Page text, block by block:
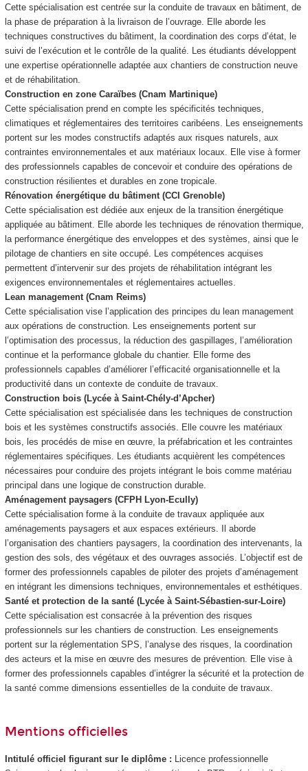
Cette spécialisation est centrée sur la conduite de travaux en bâtiment, de
la phase de préparation à la livraison de l’ouvrage. Elle aborde les
techniques constructives du bâtiment, la coordination des corps d’état, le
suivi de l’exécution et le contrôle de la qualité. Les étudiants développent
une expertise opérationnelle adaptée aux chantiers de construction neuve
et de réhabilitation.
Construction en zone Caraïbes (Cnam Martinique)
Cette spécialisation prend en compte les spécificités techniques,
climatiques et réglementaires des territoires caribéens. Les enseignements
portent sur les modes constructifs adaptés aux risques naturels, aux
contraintes environnementales et aux matériaux locaux. Elle vise à former
des professionnels capables de concevoir et conduire des opérations de
construction résilientes et durables en zone tropicale.
Rénovation énergétique du bâtiment (CCI Grenoble)
Cette spécialisation est dédiée aux enjeux de la transition énergétique
appliquée au bâtiment. Elle aborde les techniques de rénovation thermique,
la performance énergétique des enveloppes et des systèmes, ainsi que le
pilotage de chantiers en site occupé. Les compétences acquises
permettent d’intervenir sur des projets de réhabilitation intégrant les
exigences environnementales et réglementaires actuelles.
Lean management (Cnam Reims)
Cette spécialisation vise l’application des principes du lean management
aux opérations de construction. Les enseignements portent sur
l’optimisation des processus, la réduction des gaspillages, l’amélioration
continue et la performance globale du chantier. Elle forme des
professionnels capables d’améliorer l’efficacité organisationnelle et la
productivité dans un contexte de conduite de travaux.
Construction bois (Lycée à Saint-Chély-d’Apcher)
Cette spécialisation est spécialisée dans les techniques de construction
bois et les systèmes constructifs associés. Elle couvre les matériaux
bois, les procédés de mise en œuvre, la préfabrication et les contraintes
réglementaires spécifiques. Les étudiants acquièrent les compétences
nécessaires pour conduire des projets intégrant le bois comme matériau
principal dans une logique de construction durable.
Aménagement paysagers (CFPH Lyon-Ecully)
Cette spécialisation forme à la conduite de travaux appliquée aux
aménagements paysagers et aux espaces extérieurs. Il aborde
l’organisation des chantiers paysagers, la coordination des intervenants, la
gestion des sols, des végétaux et des ouvrages associés. L’objectif est de
former des professionnels capables de piloter des projets d’aménagement
en intégrant les dimensions techniques, environnementales et esthétiques.
Santé et protection de la santé (Lycée à Saint-Sébastien-sur-Loire)
Cette spécialisation est consacrée à la prévention des risques
professionnels sur les chantiers de construction. Les enseignements
portent sur la réglementation SPS, l’analyse des risques, la coordination
des acteurs et la mise en œuvre des mesures de prévention. Elle vise à
former des professionnels capables d’intégrer la sécurité et la protection de
la santé comme dimensions essentielles de la conduite de travaux.
Mentions officielles
Intitulé officiel figurant sur le diplôme : Licence professionnelle